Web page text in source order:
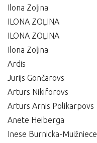
Ilona Zoļina
ILONA ZOĻINA
ILONA ZOĻINA
Ilona Zoļina
Ardis
Jurijs Gončarovs
Arturs Nikiforovs
Arturs Arnis Polikarpovs
Anete Heiberga
Inese Burnicka-Muižniece